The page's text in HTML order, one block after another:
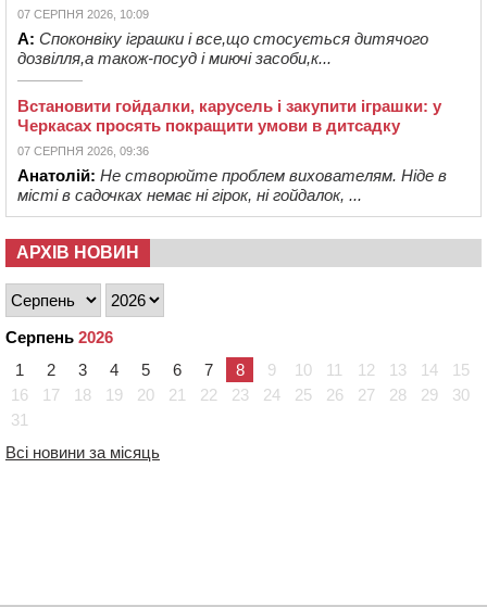
07 СЕРПНЯ 2026, 10:09
А: Споконвіку іграшки і все,що стосується дитячого
дозвілля,а також-посуд і миючі засоби,к...
Встановити гойдалки, карусель і закупити іграшки: у
Черкасах просять покращити умови в дитсадку
07 СЕРПНЯ 2026, 09:36
Анатолій: Не створюйте проблем вихователям. Ніде в
місті в садочках немає ні гірок, ні гойдалок, ...
АРХІВ НОВИН
Серпень 2026
1
2 3 4 5 6 7 8 9 10 11 12 13 14
15
16
17 18 19 20 21 22 23 24 25 26 27 28 29
30
31
Всі новини за місяць